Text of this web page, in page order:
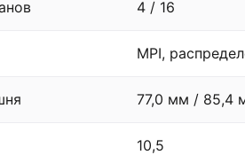
4 / 16
MPI,
77,0 мм / 85,4
10,5